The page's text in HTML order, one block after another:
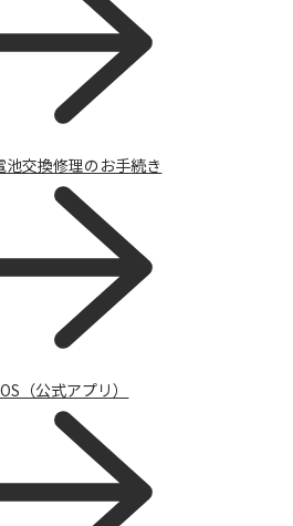
池交換修理のお手続き
（公式アプリ）